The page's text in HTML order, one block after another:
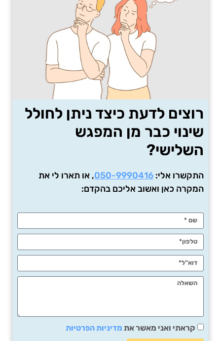
רוצים לדעת כיצד ניתן לחולל
שינוי כבר מן המפגש
השלישי?
התקשרו אלי: 050-9990416, או תארו לי את
המקרה כאן ואשוב אליכם בהקדם:
קראתי ואני מאשר את מדיניות הפרטיות